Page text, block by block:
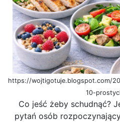
https://wojtigotuje.blogspot.com/
10-
Co jeść żeby schudnąć?
pytań osób